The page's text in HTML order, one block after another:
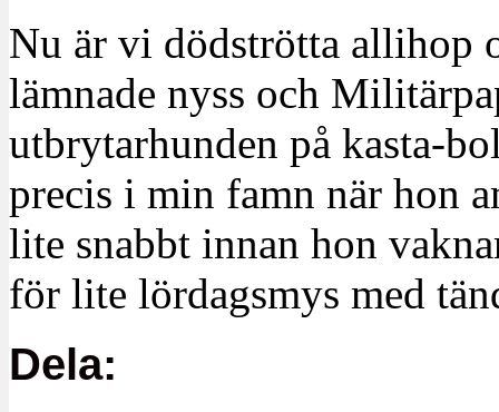
Nu är vi dödströtta allihop
lämnade nyss och
utbrytarhunden på kasta-
precis i min famn när hon
lite snabbt innan hon
för lite lördagsmys med
Dela: